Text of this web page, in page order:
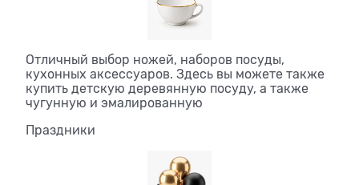
Отличный выбор ножей, наборов посуды,
кухонных аксессуаров. Здесь вы можете также
купить детскую деревянную посуду, а также
чугунную и эмалированную
Праздники